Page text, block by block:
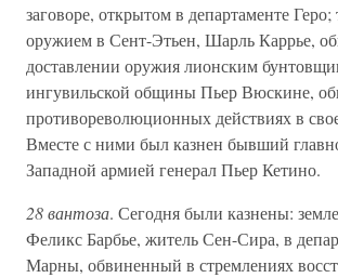
заговоре, открытом в департаменте Геро;
оружием в Сент-Этьен, Шарль Каррье,
доставлении оружия лионским
ингувильской общины Пьер Вюскине,
противореволюционных действиях в
Вместе с ними был казнен бывший
Западной армией генерал Пьер Кетино.
28 вантоза. Сегодня были казнены:
Феликс Барбье, житель Сен-Сира, в
Марны, обвиненный в стремлениях